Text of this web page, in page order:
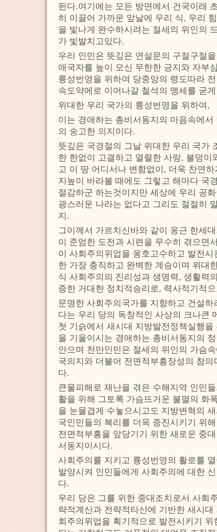
된다.여기에는 모든 방면에서 건국이래
히 이끌어 가까운 앞날에 우리 식, 우리
을 빛나게 완수하시려는 절세의 위인의
가 빛발치고있다.
우리 인민은 뜻깊은 연설문의 구절구절
애국자를 높이 모신 무한한 긍지와 자부
륭성번영을 위하여 당중앙의 령도따라
속도약에로 이어나갈 철석의 맹세를 굳
위대한 우리 국가의 륭성번영을 위하여,
이는 경애하는 총비서동지의 마음속에
의 숭고한 의지이다.
뜻깊은 국경절의 그날 위대한 우리 국가
한 한없이 고결하고 열렬한 사랑, 불덩이
고 이 땅 어디서나 변함없이, 더욱 찬연
지높이 바라볼 때에도 그렇고 해마다 국
절감하군 하는것이지만 세상에 우리 공
광스러운 나라는 없다고 그리도 절절히
지.
그이께서 가르치신바와 같이 옹근 한세
이 준엄한 도전과 시련을 무수히 겪으면
이 사회주의위업을 옹호고수하고 발전
한 가장 충직하고 완벽한 계승이며 위대
식 사회주의의 진리성과 생명력, 생활력
증한 거대한 정치적승리로, 력사적기적
문명한 사회주의국가를 지향하고 건설
다는 우리 당의 독창적인 사상의 크나큰
첫 기슭에서 새시대 지방발전정책실행
을 기울이시는 경애하는 총비서동지의
안으며 천만인민은 절세의 위인의 가슴
국의지와 더불어 전면적부흥장성의 참
다.
큰물피해로 재난을 겪은 수해지역 인민
활을 위해 그토록 가슴뜨거운 불멸의 화
을 눈물겹게 수놓으시고도 지방변혁의
국인민들의 복리를 더욱 증진시키기 위
전면적부흥을 앞당기기 위한 새로운 중
서동지이시다.
사회주의를 지키고 륭성번영의 활로를
발양시켜 인민들에게 사회주의에 대한
다.
우리 당은 그를 위한 중대조치로서 사회
략적계산과 전략적타산에 기반한 새시
회주의위업을 획기적으로 발전시키기